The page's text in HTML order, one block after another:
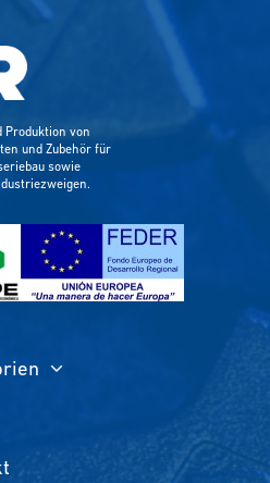
Produktion von
und Zubehör für
sowie